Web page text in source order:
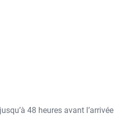
48 heures avant l’arrivée